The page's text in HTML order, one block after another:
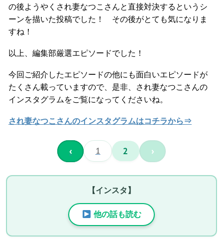
の後ようやくされ妻なつこさんと直接対決するというシ
ーンを描いた投稿でした！ その後がとても気になりま
すね！
以上、編集部厳選エピソードでした！
今回ご紹介したエピソードの他にも面白いエピソードが
たくさん載っていますので、是非、され妻なつこさんの
インスタグラムをご覧になってくださいね。
され妻なつこさんのインスタグラムはコチラから⇒
‹ 1 2 ›
【インスタ】
他の話も読む